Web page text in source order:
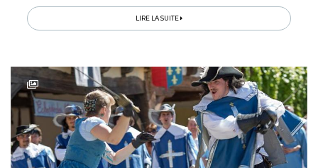
fête les 70 ans...
LIRE LA SUITE